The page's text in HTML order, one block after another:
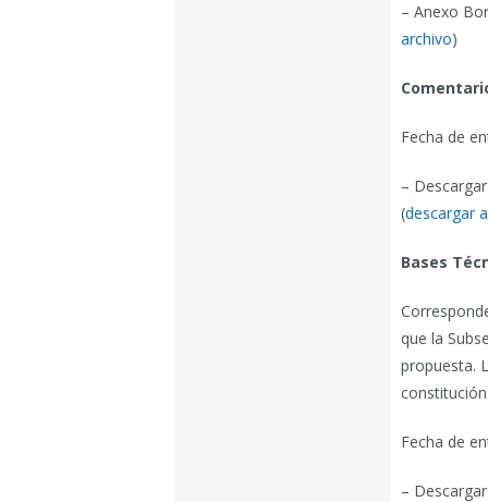
– Anexo
archivo)
Fecha de
–
(descargar
Bases
que la
propuesta.
Fecha de
–